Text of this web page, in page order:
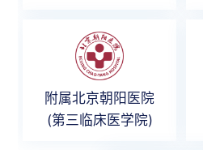
附属北京朝阳医院
(第三临床医学院)